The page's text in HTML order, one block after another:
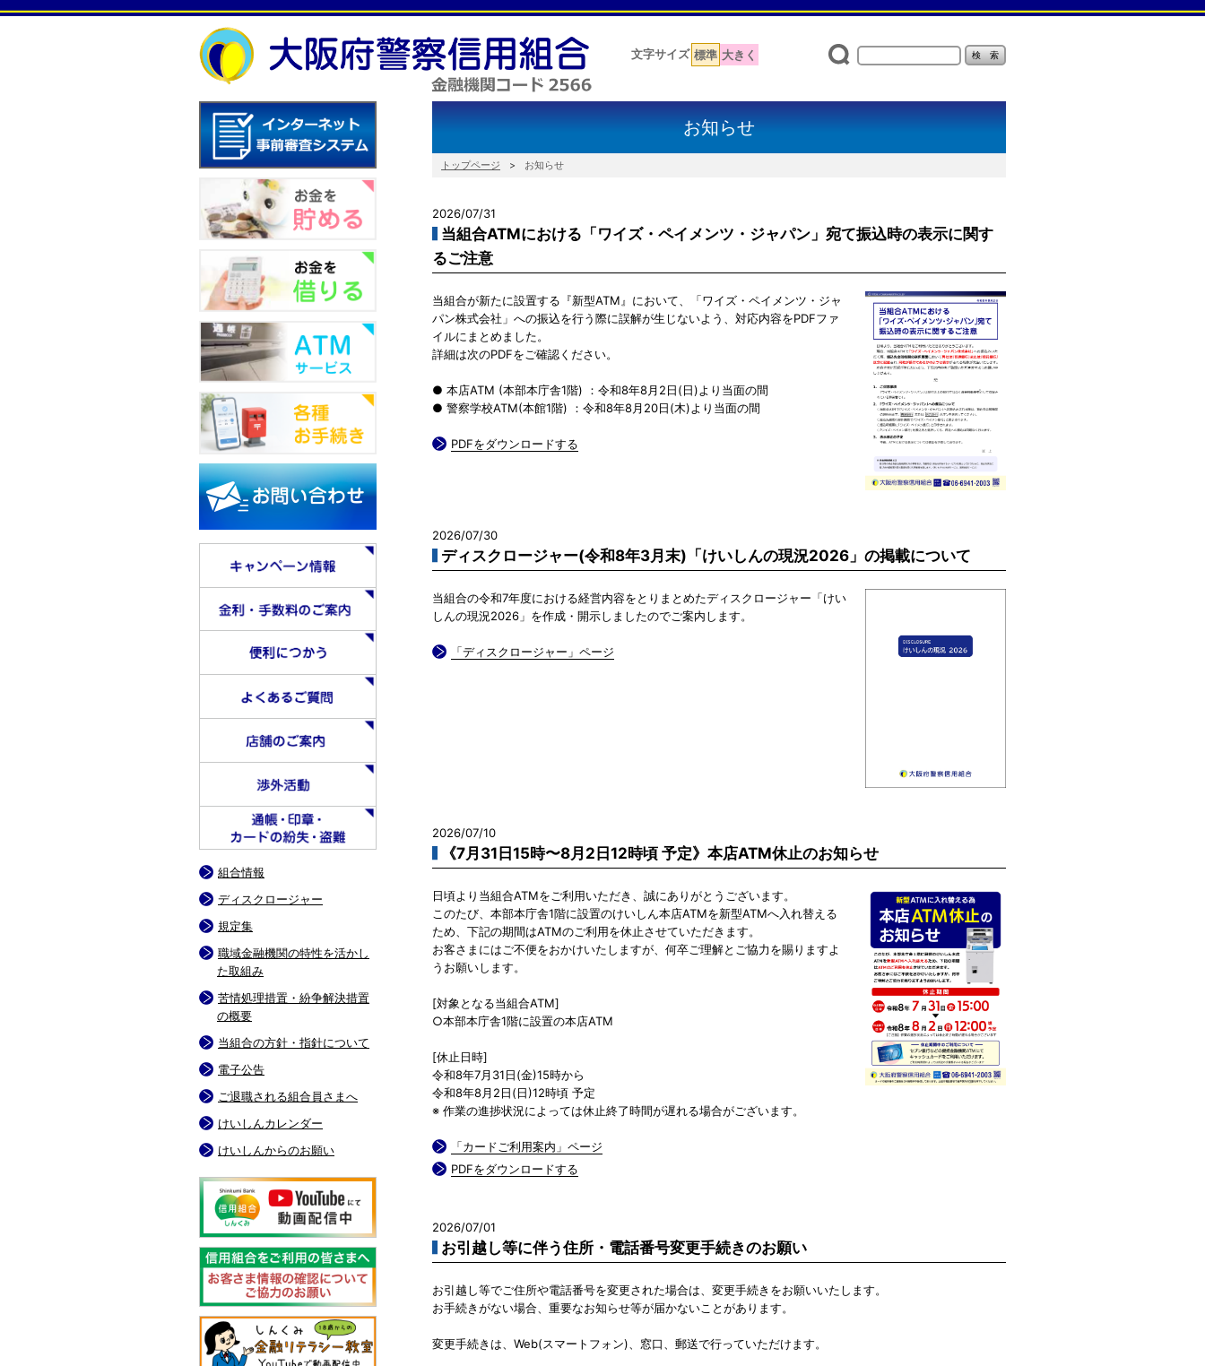
文字サイズ 標準 大きく
お知らせ
トップページ お知らせ
2026/07/31
当組合ATMにおける「ワイズ・ペイメンツ・ジャパン」宛て振込時の表示に関す
るご注意
当組合が新たに設置する『新型ATM』において、「ワイズ・ペイメンツ・ジャ
パン株式会社」への振込を行う際に誤解が生じないよう、対応内容をPDFファ
イルにまとめました。
詳細は次のPDFをご確認ください。
● 本店ATM (本部本庁舎1階) ：令和8年8月2日(日)より当面の間
● 警察学校ATM(本館1階) ：令和8年8月20日(木)より当面の間
PDFをダウンロードする
2026/07/30
ディスクロージャー(令和8年3月末)「けいしんの現況2026」の掲載について
当組合の令和7年度における経営内容をとりまとめたディスクロージャー「けい
しんの現況2026」を作成・開示しましたのでご案内します。
「ディスクロージャー」ページ
2026/07/10
《7月31日15時〜8月2日12時頃 予定》本店ATM休止のお知らせ
日頃より当組合ATMをご利用いただき、誠にありがとうございます。
このたび、本部本庁舎1階に設置のけいしん本店ATMを新型ATMへ入れ替える
ため、下記の期間はATMのご利用を休止させていただきます。
お客さまにはご不便をおかけいたしますが、何卒ご理解とご協力を賜りますよ
うお願いします。
[対象となる当組合ATM]
○本部本庁舎1階に設置の本店ATM
[休止日時]
令和8年7月31日(金)15時から
令和8年8月2日(日)12時頃 予定
※ 作業の進捗状況によっては休止終了時間が遅れる場合がございます。
「カードご利用案内」ページ
PDFをダウンロードする
2026/07/01
お引越し等に伴う住所・電話番号変更手続きのお願い
お引越し等でご住所や電話番号を変更された場合は、変更手続きをお願いいたします。
お手続きがない場合、重要なお知らせ等が届かないことがあります。
変更手続きは、Web(スマートフォン)、窓口、郵送で行っていただけます。
組合情報
ディスクロージャー
規定集
職域金融機関の特性を活かし
た取組み
苦情処理措置・紛争解決措置
の概要
当組合の方針・指針について
電子公告
ご退職される組合員さまへ
けいしんカレンダー
けいしんからのお願い